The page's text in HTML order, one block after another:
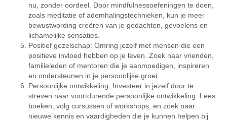
nu, zonder oordeel. Door mindfulnessoefeningen te doen,
zoals meditatie of ademhalingstechnieken, kun je meer
bewustwording creëren van je gedachten, gevoelens en
lichamelijke sensaties.
Positief gezelschap: Omring jezelf met mensen die een
positieve invloed hebben op je leven. Zoek naar vrienden,
familieleden of mentoren die je aanmoedigen, inspireren
en ondersteunen in je persoonlijke groei.
Persoonlijke ontwikkeling: Investeer in jezelf door te
streven naar voortdurende persoonlijke ontwikkeling. Lees
boeken, volg cursussen of workshops, en zoek naar
nieuwe kennis en vaardigheden die je kunnen helpen bij